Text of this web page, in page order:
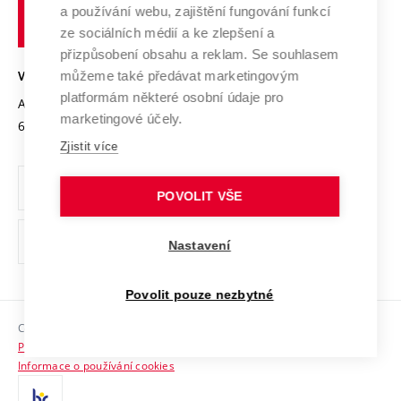
Transfer znalostí
Open Science
Projekty
Projekty ze strukturálních fondů
Specifický výzkum
Mezinárodní dohody
Univerzitní sítě
Podnikavá univerzita / ContriBUTe
Bezpečná univerzita
Vyznamenání
Organizační struktura
Ochrana osobních údajů
odkaz)
Sociální bezpečí
HR Award
technické
VYSOKÉ UČENÍ TECHNICKÉ V BRNĚ
Antonínská 548/1
602 00 Brno
www.vut.cz
vut@vutbr.cz
Copyright © 2026 VUT
Prohlášení o přístupnosti
Informace o používání cookies
a používání webu, zajištění fungování funkcí
ze sociálních médií a ke zlepšení a
přizpůsobení obsahu a reklam. Se souhlasem
můžeme také předávat marketingovým
platformám některé osobní údaje pro
marketingové účely.
Zjistit více
POVOLIT VŠE
Nastavení
Povolit pouze nezbytné